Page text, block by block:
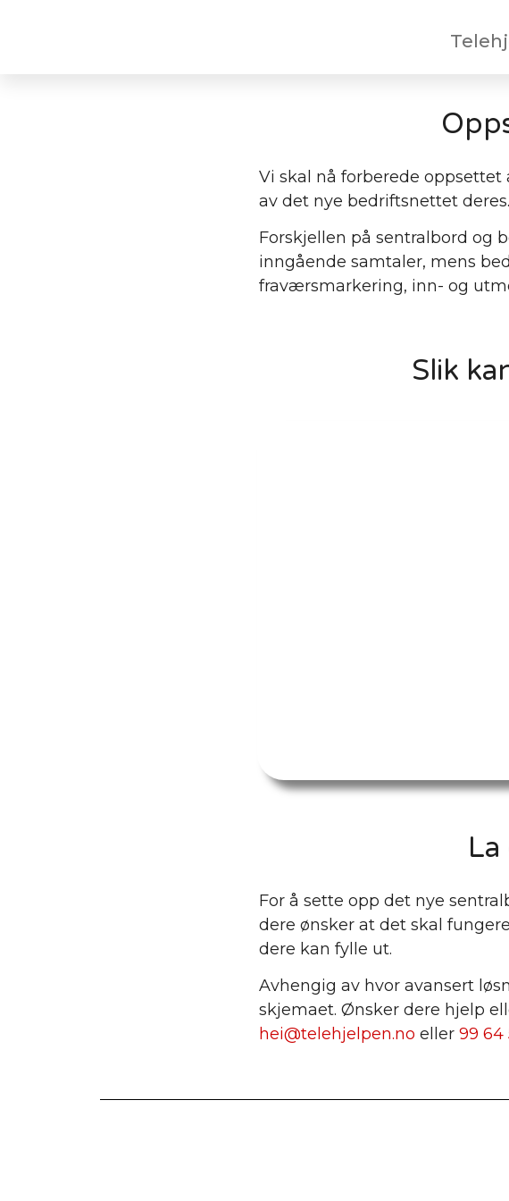
Vi skal nå forberede oppsettet
av det nye bedriftsnettet deres.
Forskjellen på sentralbord og
inngående samtaler, mens
fraværsmarkering, inn- og
Slik
For å sette opp det nye
dere ønsker at det skal
dere kan fylle ut.
Avhengig av hvor avansert
skjemaet. Ønsker dere hjelp
hei@telehjelpen.no eller 99 64